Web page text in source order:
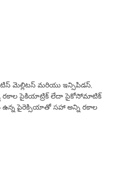
మెల్లిటస్ మరియు ఇన్సిపిడస్,
రకాల సైకియాట్రిక్ లేదా సైకోసోమాటిక్
ఉన్న పైరెక్సియాతో సహా అన్ని రకాల